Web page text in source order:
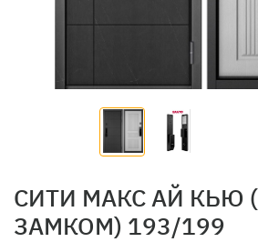
СИТИ МАКС АЙ КЬЮ
ЗАМКОМ) 193/199